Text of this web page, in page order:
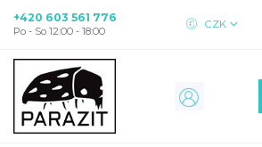
CZK
+420 603 561 776
Po - So 12:00 - 18:00